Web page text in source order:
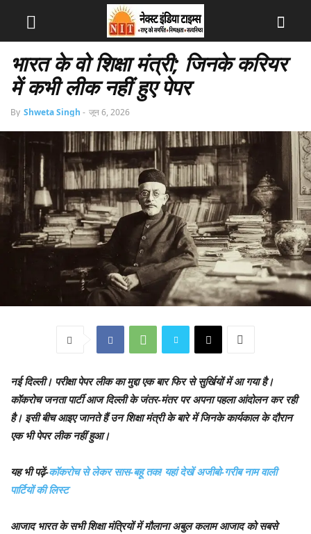
भारत के वो शिक्षा मंत्री; जिनके करियर
में कभी लीक नहीं हुए पेपर
By Shweta Singh - जून 6, 2026
नई दिल्ली। परीक्षा पेपर लीक का मुद्दा एक बार फिर से सुर्खियों में आ गया है।
कॉकरोच जनता पार्टी आज दिल्ली के जंतर-मंतर पर अपना पहला आंदोलन कर रही
है। इसी बीच आइए जानते हैं उन शिक्षा मंत्री के बारे में जिनके कार्यकाल के दौरान
एक भी पेपर लीक नहीं हुआ।
यह भी पढ़ें-कॉकरोच से लेकर सास-बहू तक! यहां देखें अजीबो-गरीब नाम वाली
पार्टियों की लिस्ट
आजाद भारत के सभी शिक्षा मंत्रियों में मौलाना अबुल कलाम आजाद को सबसे